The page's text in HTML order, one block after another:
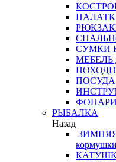
СУМКИ
МЕБЕЛЬ
ПОСУДА
ФОНАРИ
РЫБАЛКА
Назад
кормушки